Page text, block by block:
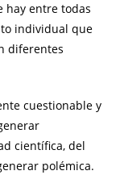
hay entre todas
individual que
diferentes
cuestionable y
científica, del
polémica.